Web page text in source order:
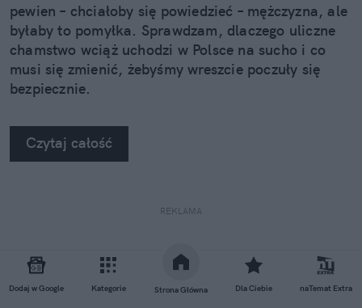
Dodaj w Google Kategorie Strona Główna Dla Ciebie naTemat Extra
pewien – chciałoby się powiedzieć – mężczyzna, ale
byłaby to pomyłka. Sprawdzam, dlaczego uliczne
chamstwo wciąż uchodzi w Polsce na sucho i co
musi się zmienić, żebyśmy wreszcie poczuły się
bezpiecznie.
Czytaj całość
REKLAMA